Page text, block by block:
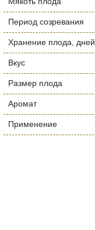
Период созревания
Хранение плода, дней
Вкус
Размер плода
Аромат
Применение